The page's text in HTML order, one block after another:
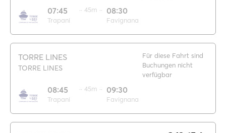
07:45
Trapani
·· 45m ·· 08:30
Favignana
TORRE LINES
TORRE LINES
08:45
Trapani
·· 45m ·· 09:30
Favignana
Für diese Fahrt sind
Buchungen nicht
verfügbar